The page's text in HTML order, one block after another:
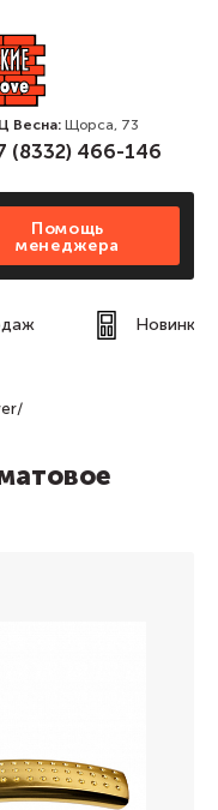
Весна: Щорса, 73
(8332) 466-146
Помощь
менеджера
Новинки
/